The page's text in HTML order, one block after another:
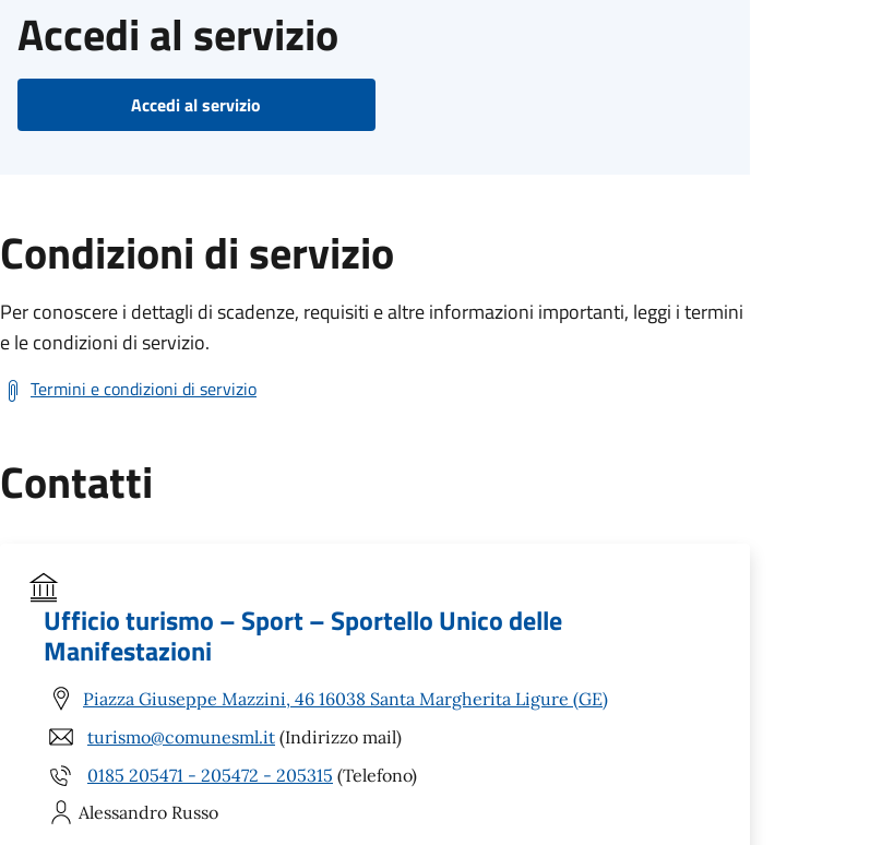
Accedi al servizio
Accedi al servizio
Condizioni di servizio
Per conoscere i dettagli di scadenze, requisiti e altre informazioni importanti, leggi i termini
e le condizioni di servizio.
Termini e condizioni di servizio
Contatti
Ufficio turismo – Sport – Sportello Unico delle
Manifestazioni
Piazza Giuseppe Mazzini, 46 16038 Santa Margherita Ligure (GE)
turismo@comunesml.it (Indirizzo mail)
0185 205471 - 205472 - 205315 (Telefono)
Alessandro Russo